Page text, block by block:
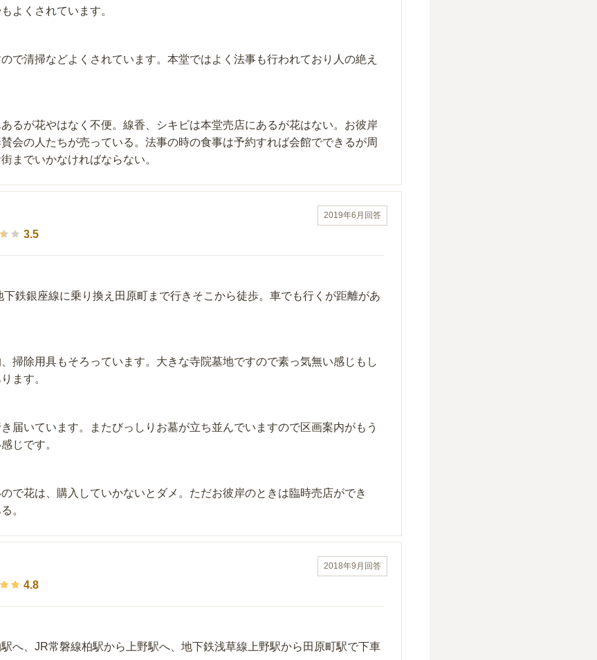
よくされています。
で清掃などよくされています。本堂ではよく法事も行われており人の絶え
るが花やはなく不便。線香、シキビは本堂売店にあるが花はない。お彼岸
会の人たちが売っている。法事の時の食事は予約すれば会館でできるが周
までいかなければならない。
2019年6月 回答
3.5
鉄銀座線に乗り換え田原町まで行きそこから徒歩。車でも行くが距離があ
掃除用具もそろっています。大きな寺院墓地ですので素っ気無い感じもし
ます。
届いています。またびっしりお墓が立ち並んでいますので区画案内がもう
じです。
で花は、購入していかないとダメ。ただお彼岸のときは臨時売店ができ
。
2018年9月 回答
4.8
へ、JR常磐線柏駅から上野駅へ、地下鉄浅草線上野駅から田原町駅で下車